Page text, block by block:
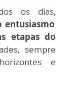
os dias,
entusiasmo
etapas do
sempre
e